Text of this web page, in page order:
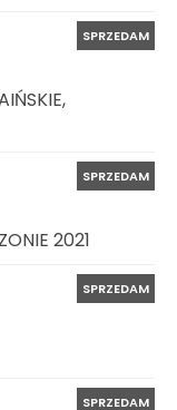
SPRZEDAM
SPRZEDAM
2021
SPRZEDAM
SPRZEDAM